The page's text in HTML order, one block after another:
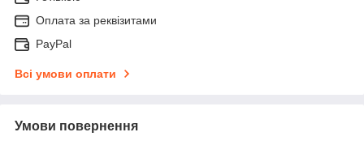
Оплата за реквізитами
PayPal
Всі умови оплати
Умови повернення